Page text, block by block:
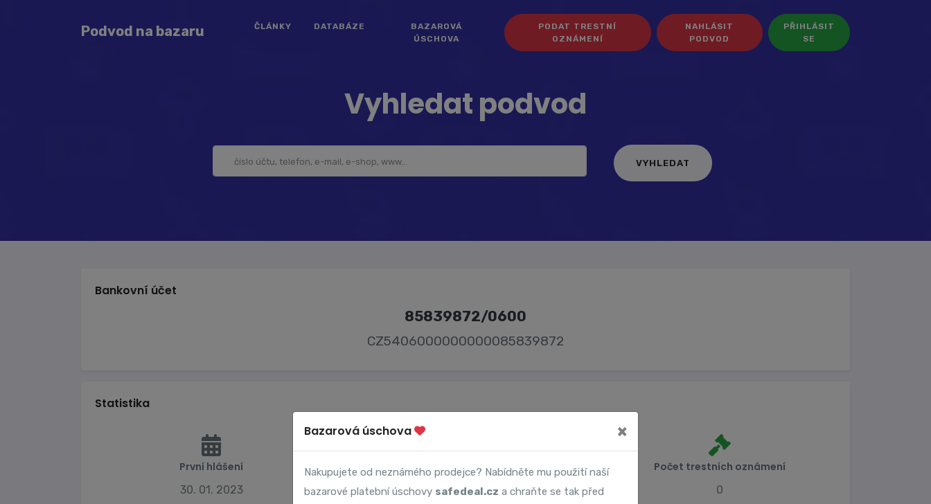
Podvod na bazaru ČLÁNKY DATABÁZE
BAZAROVÁ
ÚSCHOVA
PODAT TRESTNÍ
OZNÁMENÍ
NAHLÁSIT
PODVOD
PŘIHLÁSIT
SE
Vyhledat podvod
Bankovní účet
85839872/0600
CZ5406000000000085839872
Statistika
První hlášení
30. 01. 2023
Majitel účtu
-
Počet trestních oznámení
0
Bazarová úschova ×
Nakupujete od neznámého prodejce? Nabídněte mu použití naší
bazarové platební úschovy safedeal.cz a chraňte se tak před